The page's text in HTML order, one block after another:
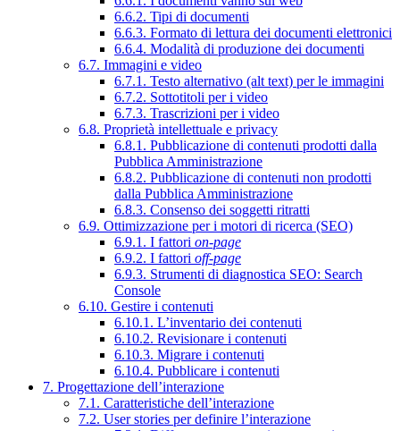
6.6.2. Tipi di documenti
6.6.3. Formato di lettura dei documenti elettronici
6.6.4. Modalità di produzione dei documenti
6.7. Immagini e video
6.7.1. Testo alternativo (alt text) per le immagini
6.7.2. Sottotitoli per i video
6.7.3. Trascrizioni per i video
6.8. Proprietà intellettuale e privacy
6.8.1. Pubblicazione di contenuti prodotti dalla
Pubblica Amministrazione
6.8.2. Pubblicazione di contenuti non prodotti
dalla Pubblica Amministrazione
6.8.3. Consenso dei soggetti ritratti
6.9. Ottimizzazione per i motori di ricerca (SEO)
6.9.1. I fattori on-page
6.9.2. I fattori off-page
6.9.3. Strumenti di diagnostica SEO: Search
Console
6.10. Gestire i contenuti
6.10.1. L’inventario dei contenuti
6.10.2. Revisionare i contenuti
6.10.3. Migrare i contenuti
6.10.4. Pubblicare i contenuti
7. Progettazione dell’interazione
7.1. Caratteristiche dell’interazione
7.2. User stories per definire l’interazione